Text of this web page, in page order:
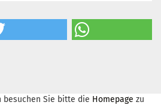
besuchen Sie bitte die Homepage zu